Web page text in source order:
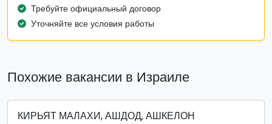
Требуйте официальный договор
Уточняйте все условия работы
Похожие вакансии в Израиле
КИРЬЯТ МАЛАХИ, АШДОД, АШКЕЛОН